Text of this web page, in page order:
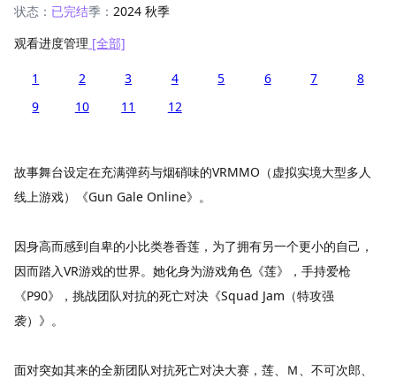
状态： 已完结季： 2024 秋季
观看进度管理 [全部]
1 2 3 4 5 6 7
8
9
10 11 12
故事舞台设定在充满弹药与烟硝味的VRMMO（虚拟实境大型多人
线上游戏）《Gun Gale Online》。
因身高而感到自卑的小比类巻香莲，为了拥有另一个更小的自己，
因而踏入VR游戏的世界。她化身为游戏角色《莲》，手持爱枪
《P90》，挑战团队对抗的死亡对决《Squad Jam（特攻强
袭）》。
面对突如其来的全新团队对抗死亡对决大赛，莲、Ｍ、不可次郎、